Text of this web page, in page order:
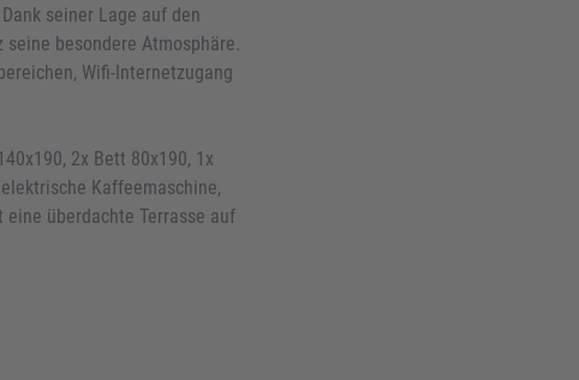
seiner Lage auf den
besondere Atmosphäre.
Wifi-Internetzugang
2x Bett 80x190, 1x
Kaffeemaschine,
eine überdachte Terrasse auf